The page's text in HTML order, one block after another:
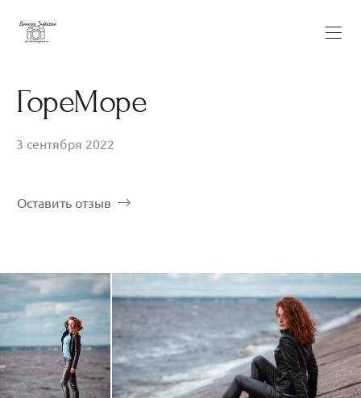
ГореМоре
3 сентября 2022
Оставить отзыв